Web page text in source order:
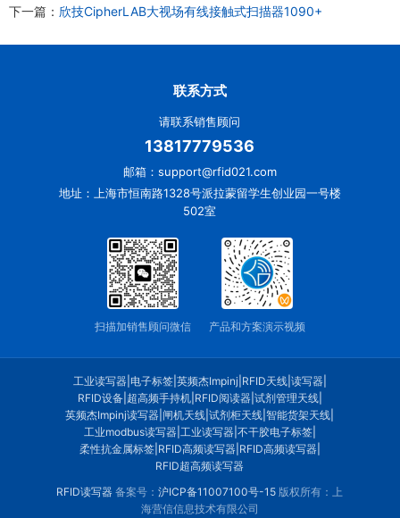
下一篇： 欣技CipherLAB大视场有线接触式扫描器1090+
联系方式
请联系销售顾问
13817779536
邮箱：support@rfid021.com
地址：上海市恒南路1328号派拉蒙留学生创业园一号楼
502室
扫描加销售顾问微信 产品和方案演示视频
工业读写器| 电子标签| 英频杰Impinj RFID天线| 读写器|
RFID设备| 超高频手持机| RFID阅读器| 试剂管理天线|
英频杰Impinj读写器 |闸机天线 |试剂柜天线 |智能货架天线
工业modbus读写器| 工业读写器| 不干胶电子标签|
柔性抗金属标签| RFID高频读写器| RFID高频读写器|
RFID超高频读写器
RFID读写器 备案号：沪ICP备11007100号-15 版权所有：上
海营信信息技术有限公司